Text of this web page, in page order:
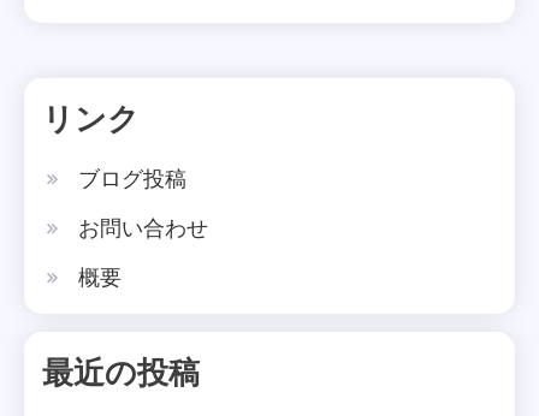
リンク
ブログ投稿
お問い合わせ
概要
最近の投稿